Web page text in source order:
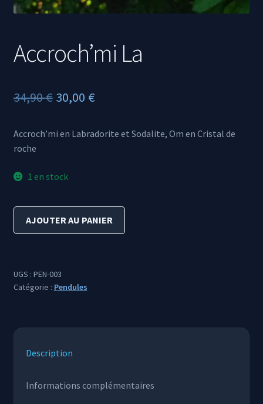
Accroch’mi La
34,90€ Le
initial
34,90 €.
30,00 €Le
actuel
Accroch’mi en Labradorite et Sodalite, Om en Cristal de
roche
1 en stock
AJOUTER AU PANIER
UGS : PEN-003
Catégorie : Pendules
Description
Informations complémentaires